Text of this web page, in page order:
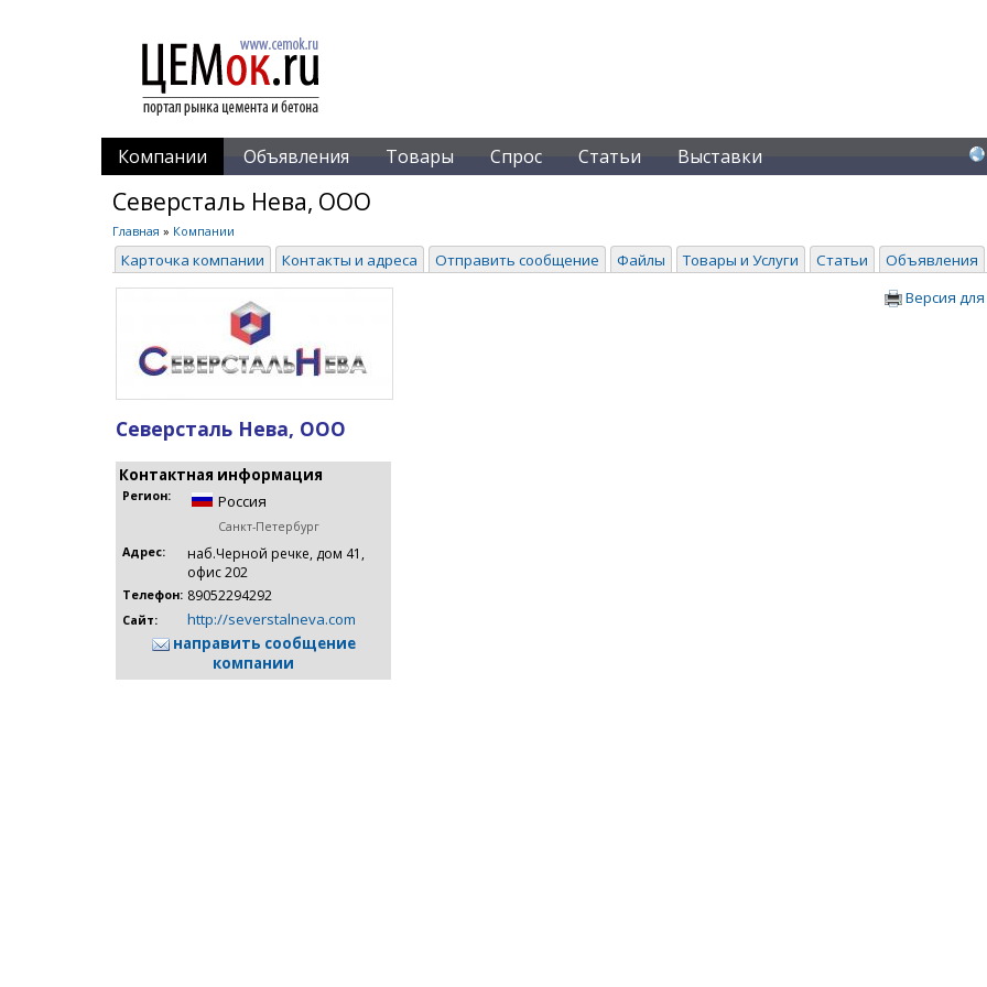
Компании Объявления Товары Спрос Статьи Выставки
Северсталь Нева, ООО
Главная » Компании
Карточка компании Контакты и адреса Отправить сообщение Файлы Товары и Услуги Статьи Объявления
Северсталь Нева, ООО
Контактная информация
Регион: Россия
Санкт-Петербург
Адрес:
наб.Черной речке, дом 41,
офис 202
Телефон: 89052294292
Сайт:
http://severstalneva.com
направить сообщение
компании
Версия